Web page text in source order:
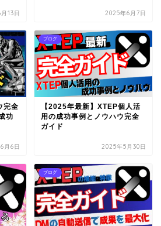
13日 2025年6月7日
完全
功
月6日
ブログ
【2025年最新】XTEP個人活
用の成功事例とノウハウ完全
ガイド
2025年5月30日
ブログ